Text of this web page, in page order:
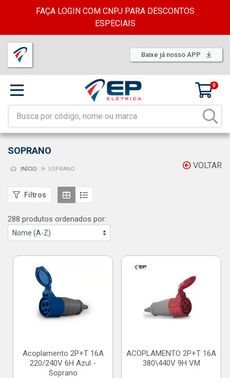
FAÇA LOGIN COM CNPJ PARA DESCONTOS
ESPECIAIS
Baixe já nosso APP
0
SOPRANO
VOLTAR
INÍCIO SOPRANO
Filtros
288 produtos ordenados por:
Acoplamento 2P+T 16A
220/240V 6H Azul -
Soprano
ACOPLAMENTO 2P+T 16A
380\440V 9H VM